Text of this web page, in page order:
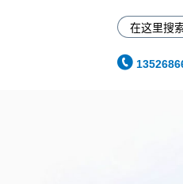
